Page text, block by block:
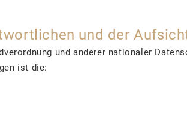
und der
und anderer nationaler
ist die: